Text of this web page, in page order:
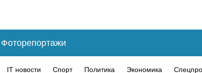
Фоторепортажи
IT новости Спорт Политика Экономика